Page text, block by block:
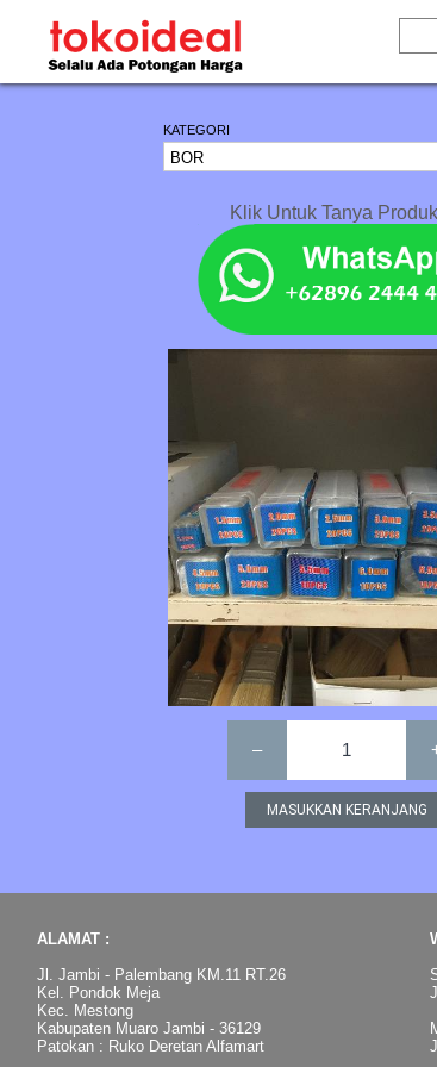
KATEGORI
Klik Untuk Tanya
– 1
ALAMAT :
Jl. Jambi - Palembang KM.11 RT.26
Kel. Pondok Meja
Kec. Mestong
Kabupaten Muaro Jambi - 36129
Patokan : Ruko Deretan Alfamart